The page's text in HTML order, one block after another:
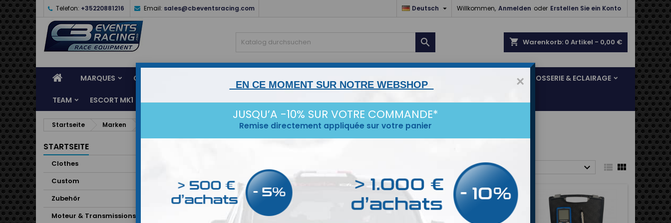
Telefon: +35220881216 Email: sales@cbeventsracing.com Willkommen, Anmelden oder Erstellen Sie ein Konto
Deutsch 
shopping_cart Warenkorb: 0 Artikel - 0,00 €

MARQUES CASQUES CARROSSERIE & ECLAIRAGE
TEAM ESCORT MK1 KARTING SERVICE IDÉES CADEAUX DESTOCKAGE
Startseite Marken
STARTSEITE
Clothes
Custom
Zubehör
Moteur & Transmissions
Sortiert nach: Auswählen   
×
EN CE MOMENT SUR NOTRE WEBSHOP
JUSQU’A -10% SUR VOTRE COMMANDE*
Remise directement appliquée sur votre panier